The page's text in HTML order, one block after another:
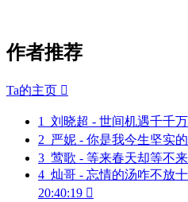
作者推荐
Ta的主页 
1 刘晓超 - 世间机遇千千万
2 严妮 - 你是我今生坚实
3 莺歌 - 等来春天却等不
4 灿哥 - 忘情的汤咋不放
20:40:19 